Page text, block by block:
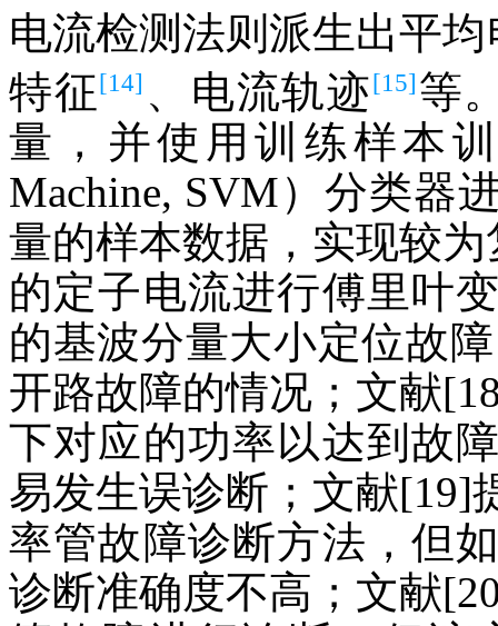
电流检测法则派生出平均
特征[14] 、电流轨迹[15]等
量，并使用训练样本训
Machine, SVM）分类器
量的样本数据，实现较
的定子电流进行傅里叶
的基波分量大小定位故
开路故障的情况；文献
下对应的功率以达到故
易发生误诊断；文献[19]
率管故障诊断方法，但
诊断准确度不高；文献